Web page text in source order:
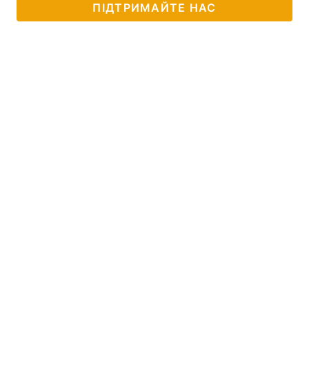
ПІДТРИМАЙТЕ НАС